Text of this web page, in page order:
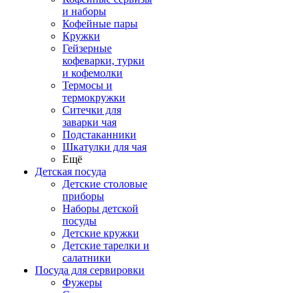
и наборы
Кофейные пары
Кружки
Гейзерные
кофеварки, турки
и кофемолки
Термосы и
термокружки
Ситечки для
заварки чая
Подстаканники
Шкатулки для чая
Ещё
Детская посуда
Детские столовые
приборы
Наборы детской
посуды
Детские кружки
Детские тарелки и
салатники
Посуда для сервировки
Фужеры